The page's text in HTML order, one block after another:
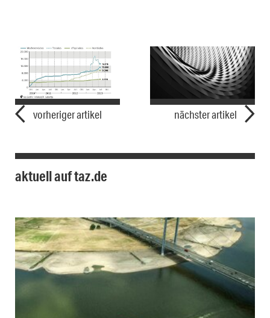
vorheriger artikel nächster artikel
aktuell auf taz.de